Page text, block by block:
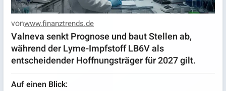
vonwww.finanztrends.de
Valneva senkt Prognose und baut Stellen ab,
während der Lyme-Impfstoff LB6V als
entscheidender Hoffnungsträger für 2027 gilt.
Auf einen Blick: